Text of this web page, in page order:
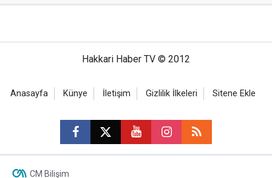
Hakkari Haber TV © 2012
Anasayfa Künye İletişim Gizlilik İlkeleri Sitene Ekle
CM Bilişim